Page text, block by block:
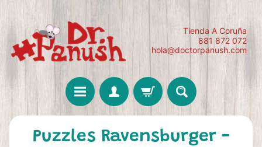
Tienda A Coruña
881 872 072
hola@doctorpanush.com
Puzzles Ravensburger -